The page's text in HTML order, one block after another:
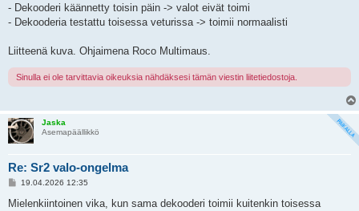
- Dekooderi käännetty toisin päin -> valot eivät toimi
- Dekooderia testattu toisessa veturissa -> toimii normaalisti
Liitteenä kuva. Ohjaimena Roco Multimaus.
Sinulla ei ole tarvittavia oikeuksia nähdäksesi tämän viestin liitetiedostoja.
Jaska
Asemapäällikkö
Re: Sr2 valo-ongelma
V
e
19.04.2026 12:35
Mielenkiintoinen vika, kun sama dekooderi toimii kuitenkin toisessa